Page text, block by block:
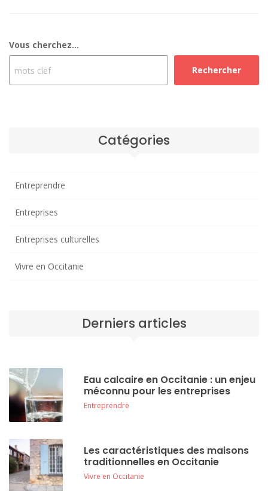
Vous cherchez...
Rechercher
Catégories
Entreprendre
Entreprises
Entreprises culturelles
Vivre en Occitanie
Derniers articles
Eau calcaire en Occitanie : un enjeu
méconnu pour les entreprises
Entreprendre
Les caractéristiques des maisons
traditionnelles en Occitanie
Vivre en Occitanie